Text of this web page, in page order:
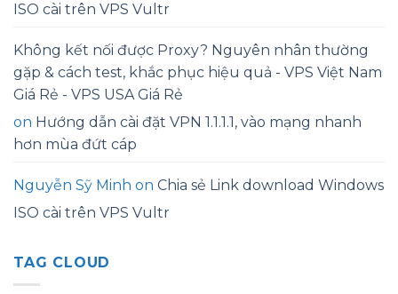
ISO cài trên VPS Vultr
Không kết nối được Proxy? Nguyên nhân thường
gặp & cách test, khắc phục hiệu quả - VPS Việt Nam
Giá Rẻ - VPS USA Giá Rẻ
on Hướng dẫn cài đặt VPN 1.1.1.1, vào mạng nhanh
hơn mùa đứt cáp
Nguyễn Sỹ Minh on Chia sẻ Link download Windows
ISO cài trên VPS Vultr
TAG CLOUD